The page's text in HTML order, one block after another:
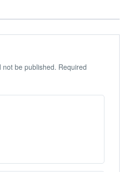
not be published. Required